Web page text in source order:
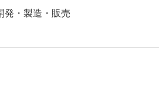
発・製造・販売